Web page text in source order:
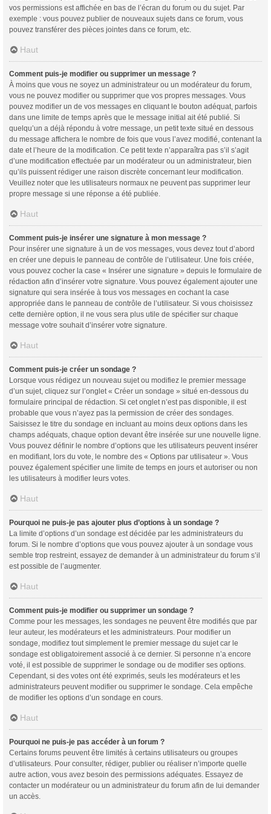
vos permissions est affichée en bas de l’écran du forum ou du sujet. Par
exemple : vous pouvez publier de nouveaux sujets dans ce forum, vous
pouvez transférer des pièces jointes dans ce forum, etc.
Haut
Comment puis-je modifier ou supprimer un message ?
À moins que vous ne soyez un administrateur ou un modérateur du forum,
vous ne pouvez modifier ou supprimer que vos propres messages. Vous
pouvez modifier un de vos messages en cliquant le bouton adéquat, parfois
dans une limite de temps après que le message initial ait été publié. Si
quelqu’un a déjà répondu à votre message, un petit texte situé en dessous
du message affichera le nombre de fois que vous l’avez modifié, contenant la
date et l’heure de la modification. Ce petit texte n’apparaîtra pas s’il s’agit
d’une modification effectuée par un modérateur ou un administrateur, bien
qu’ils puissent rédiger une raison discrète concernant leur modification.
Veuillez noter que les utilisateurs normaux ne peuvent pas supprimer leur
propre message si une réponse a été publiée.
Haut
Comment puis-je insérer une signature à mon message ?
Pour insérer une signature à un de vos messages, vous devez tout d’abord
en créer une depuis le panneau de contrôle de l’utilisateur. Une fois créée,
vous pouvez cocher la case « Insérer une signature » depuis le formulaire de
rédaction afin d’insérer votre signature. Vous pouvez également ajouter une
signature qui sera insérée à tous vos messages en cochant la case
appropriée dans le panneau de contrôle de l’utilisateur. Si vous choisissez
cette dernière option, il ne vous sera plus utile de spécifier sur chaque
message votre souhait d’insérer votre signature.
Haut
Comment puis-je créer un sondage ?
Lorsque vous rédigez un nouveau sujet ou modifiez le premier message
d’un sujet, cliquez sur l’onglet « Créer un sondage » situé en-dessous du
formulaire principal de rédaction. Si cet onglet n’est pas disponible, il est
probable que vous n’ayez pas la permission de créer des sondages.
Saisissez le titre du sondage en incluant au moins deux options dans les
champs adéquats, chaque option devant être insérée sur une nouvelle ligne.
Vous pouvez définir le nombre d’options que les utilisateurs peuvent insérer
en modifiant, lors du vote, le nombre des « Options par utilisateur ». Vous
pouvez également spécifier une limite de temps en jours et autoriser ou non
les utilisateurs à modifier leurs votes.
Haut
Pourquoi ne puis-je pas ajouter plus d’options à un sondage ?
La limite d’options d’un sondage est décidée par les administrateurs du
forum. Si le nombre d’options que vous pouvez ajouter à un sondage vous
semble trop restreint, essayez de demander à un administrateur du forum s’il
est possible de l’augmenter.
Haut
Comment puis-je modifier ou supprimer un sondage ?
Comme pour les messages, les sondages ne peuvent être modifiés que par
leur auteur, les modérateurs et les administrateurs. Pour modifier un
sondage, modifiez tout simplement le premier message du sujet car le
sondage est obligatoirement associé à ce dernier. Si personne n’a encore
voté, il est possible de supprimer le sondage ou de modifier ses options.
Cependant, si des votes ont été exprimés, seuls les modérateurs et les
administrateurs peuvent modifier ou supprimer le sondage. Cela empêche
de modifier les options d’un sondage en cours.
Haut
Pourquoi ne puis-je pas accéder à un forum ?
Certains forums peuvent être limités à certains utilisateurs ou groupes
d’utilisateurs. Pour consulter, rédiger, publier ou réaliser n’importe quelle
autre action, vous avez besoin des permissions adéquates. Essayez de
contacter un modérateur ou un administrateur du forum afin de lui demander
un accès.